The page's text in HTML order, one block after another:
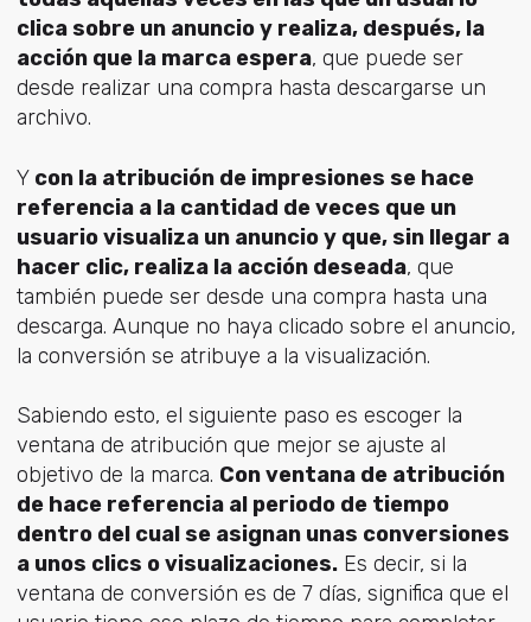
clica sobre un anuncio y realiza, después, la
acción que la marca espera, que puede ser
desde realizar una compra hasta descargarse un
archivo.
Y con la atribución de impresiones se hace
referencia a la cantidad de veces que un
usuario visualiza un anuncio y que, sin llegar a
hacer clic, realiza la acción deseada, que
también puede ser desde una compra hasta una
descarga. Aunque no haya clicado sobre el anuncio,
la conversión se atribuye a la visualización.
Sabiendo esto, el siguiente paso es escoger la
ventana de atribución que mejor se ajuste al
objetivo de la marca. Con ventana de atribución
de hace referencia al periodo de tiempo
dentro del cual se asignan unas conversiones
a unos clics o visualizaciones.Es decir, si la
ventana de conversión es de 7 días, significa que el